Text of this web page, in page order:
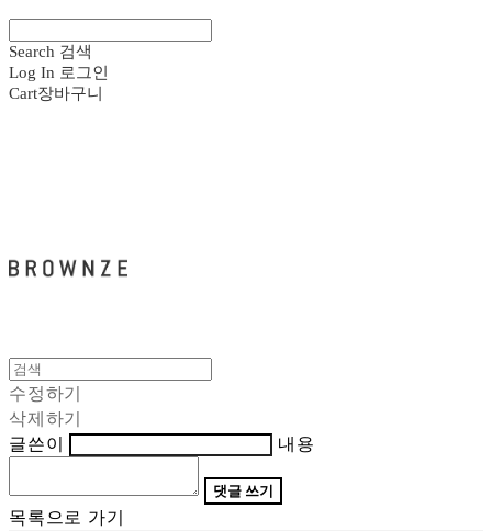
Search 검색
Log In 로그인
Cart장바구니
수정하기
삭제하기
글쓴이
내용
댓글 쓰기
목록으로 가기